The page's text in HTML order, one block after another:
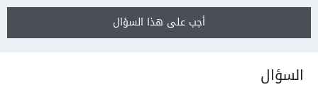
أجب على هذا السؤال
السؤال